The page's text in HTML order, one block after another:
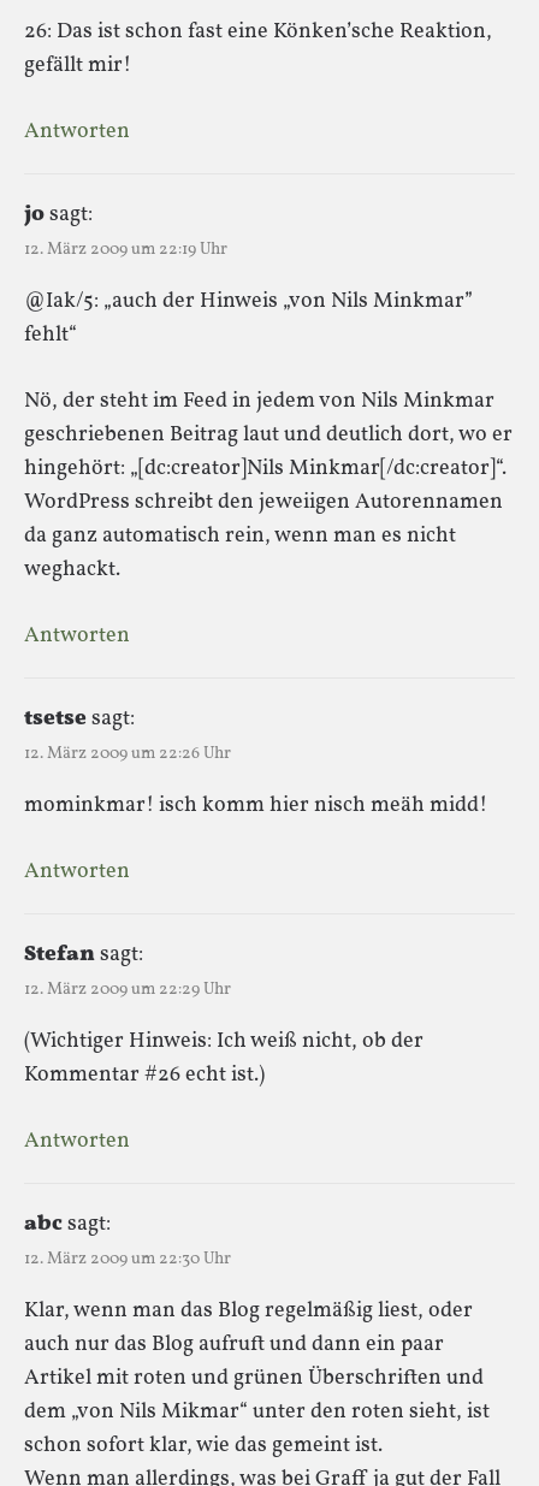
26: Das ist schon fast eine Könken’sche Reaktion,
gefällt mir!
Antworten
josagt:
12. März 2009 um 22:19 Uhr
@Iak/5: „auch der Hinweis „von Nils Minkmar”
fehlt“
Nö, der steht im Feed in jedem von Nils Minkmar
geschriebenen Beitrag laut und deutlich dort, wo er
hingehört: „[dc:creator]Nils Minkmar[/dc:creator]“.
WordPress schreibt den jeweiigen Autorennamen
da ganz automatisch rein, wenn man es nicht
weghackt.
Antworten
tsetsesagt:
12. März 2009 um 22:26 Uhr
mominkmar! isch komm hier nisch meäh midd!
Antworten
Stefansagt:
12. März 2009 um 22:29 Uhr
(Wichtiger Hinweis: Ich weiß nicht, ob der
Kommentar #26 echt ist.)
Antworten
abcsagt:
12. März 2009 um 22:30 Uhr
Klar, wenn man das Blog regelmäßig liest, oder
auch nur das Blog aufruft und dann ein paar
Artikel mit roten und grünen Überschriften und
dem „von Nils Mikmar“ unter den roten sieht, ist
schon sofort klar, wie das gemeint ist.
Wenn man allerdings, was bei Graff ja gut der Fall